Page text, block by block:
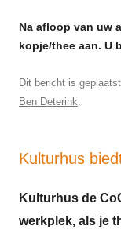
Na afloop van uw
kopje/thee aan. U
Dit bericht is
Ben Deterink.
Kulturhus
Kulturhus de
werkplek, als je